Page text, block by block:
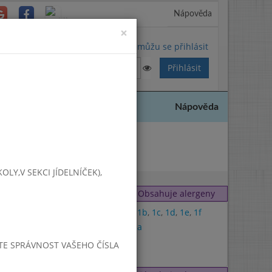
Nápověda
Nemůžu se přihlásit
Nápověda
Obsahuje alergeny
1b, 1c, 1d, 1e, 1f
1a
×
SEKCI JÍDELNÍČEK),
SPRÁVNOST VAŠEHO ČÍSLA